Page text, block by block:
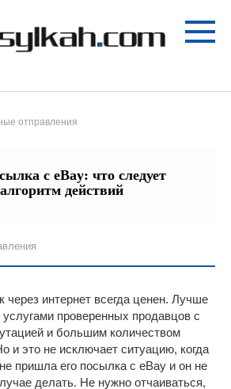
отправления
с eBay: что следует
действий
через интернет всегда ценен. Лучше
услугами проверенных продавцов с
и большим количеством
и это не исключает ситуацию, когда
пришла его посылка с eBay и он не
делать. Не нужно отчаиваться,